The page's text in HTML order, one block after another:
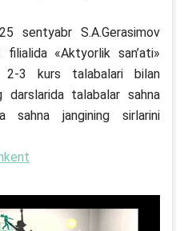
sentyabr S.A.Gerasimov
«Aktyorlik san’ati»
2-3 kurs talabalari bilan
darslarida talabalar sahna
sahna jangining sirlarini